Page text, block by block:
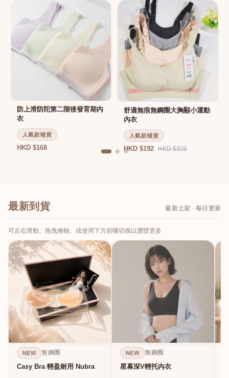
防上滑防陀第二階後發育期內
衣
人氣款補貨
HKD $168
舒適無痕無鋼圈大胸顯小運動
內衣
人氣款補貨
HKD $192 HKD $320
最新到貨 最新上架 · 每日更新
可左右滑動、拖曳捲軸、或使用下方箭嘴切換以瀏覽更多
NEW 無鋼圈
Casy Bra 輕盈耐用 Nubra
NEW 無鋼圈
星幕深V輕托內衣